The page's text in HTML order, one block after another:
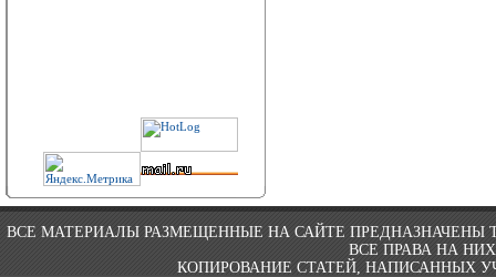
ВСЕ МАТЕРИАЛЫ РАЗМЕЩЕННЫЕ НА САЙТЕ ПРЕДНАЗНАЧЕНЫ
ВСЕ ПРАВА НА
КОПИРОВАНИЕ СТАТЕЙ, НАПИСАННЫХ